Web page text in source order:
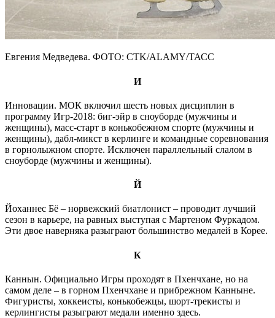
Евгения Медведева. ФОТО: CTK/ALAMY/ТАСС
И
Инновации. МОК включил шесть новых дисциплин в
программу Игр-2018: биг-эйр в сноуборде (мужчины и
женщины), масс-старт в конькобежном спорте (мужчины и
женщины), дабл-микст в керлинге и командные соревнования
в горнолыжном спорте. Исключен параллельный слалом в
сноуборде (мужчины и женщины).
Й
Йоханнес Бё – норвежский биатлонист – проводит лучший
сезон в карьере, на равных выступая с Мартеном Фуркадом.
Эти двое наверняка разыграют большинство медалей в Корее.
К
Каннын. Официально Игры проходят в Пхенчхане, но на
самом деле – в горном Пхенчхане и прибрежном Канныне.
Фигуристы, хоккеисты, конькобежцы, шорт-трекисты и
керлингисты разыграют медали именно здесь.